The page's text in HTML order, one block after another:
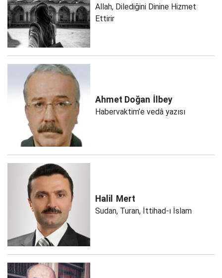
Allah, Dilediğini Dinine Hizmet
Ettirir
Ahmet Doğan İlbey
Habervaktim’e vedâ yazısı
Halil Mert
Sudan, Turan, İttihad-ı İslam